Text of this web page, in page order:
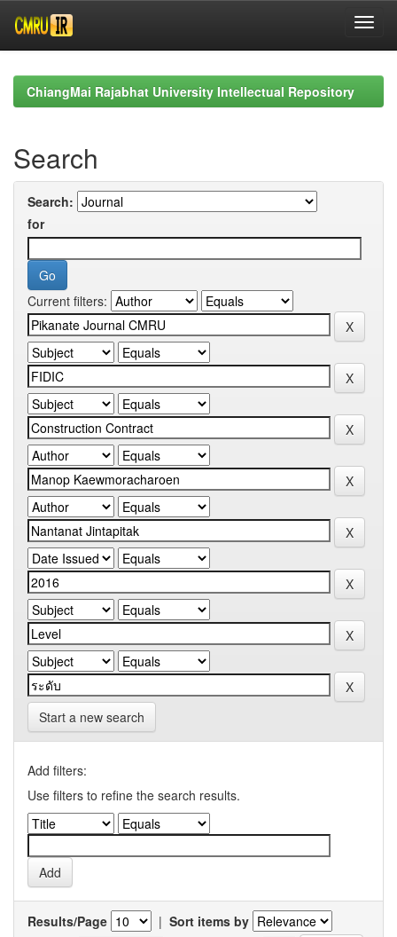
navigationChiangMai Rajabhat University Intellectual Repository
Search
Search:
for
Current filters:
Start a new search
Add filters:
Use filters to refine the search results.
Results/Page | Sort items by